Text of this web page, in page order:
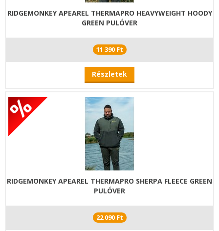
RIDGEMONKEY APEAREL THERMAPRO HEAVYWEIGHT HOODY
GREEN PULÓVER
11 390 Ft
Részletek
RIDGEMONKEY APEAREL THERMAPRO SHERPA FLEECE GREEN
PULÓVER
22 090 Ft